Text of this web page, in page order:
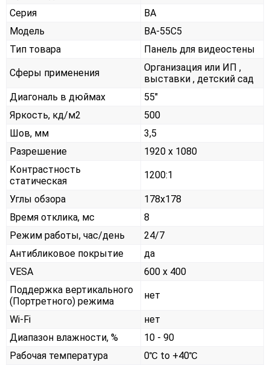
Серия
BA
Модель
BA-55C5
Тип товара
Панель для видеостены
Сферы применения
Организация или ИП ,
выставки , детский сад
Диагональ в дюймах
55"
Яркость, кд/м2
500
Шов, мм
3,5
Разрешение
1920 x 1080
Контрастность
статическая
1200:1
Углы обзора
178x178
Время отклика, мс
8
Режим работы, час/день
24/7
Антибликовое покрытие
да
VESA
600 x 400
Поддержка вертикального
(Портретного) режима
нет
Wi-Fi
нет
Диапазон влажности, %
10 - 90
Рабочая температура
0℃ to +40℃